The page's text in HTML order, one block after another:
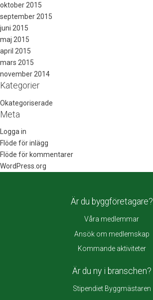
oktober 2015
september 2015
juni 2015
maj 2015
april 2015
mars 2015
november 2014
Kategorier
Okategoriserade
Meta
Logga in
Flöde för inlägg
Flöde för kommentarer
WordPress.org
Är du byggföretagare?
Våra medlemmar
Ansök om medlemskap
Kommande aktiviteter
Är du ny i branschen?
Stipendiet Byggmästaren